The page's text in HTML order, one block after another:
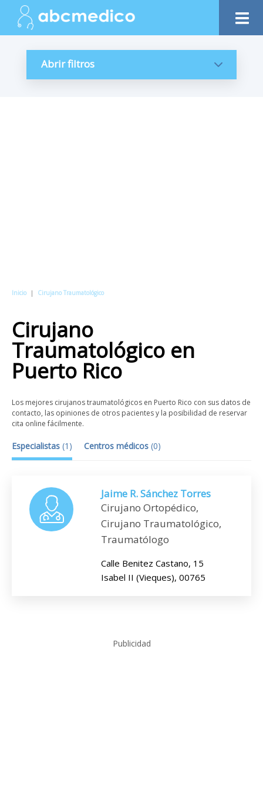
Abrir filtros
Inicio | Cirujano Traumatológico
Cirujano
Traumatológico en
Puerto Rico
Los mejores cirujanos traumatológicos en Puerto Rico con sus datos de
contacto, las opiniones de otros pacientes y la posibilidad de reservar
cita online fácilmente.
Especialistas (1 ) Centros médicos (0)
Jaime R. Sánchez Torres
Cirujano Ortopédico,
Cirujano Traumatológico,
Traumatólogo
Calle Benitez Castano, 15
Isabel II (Vieques), 00765
Publicidad